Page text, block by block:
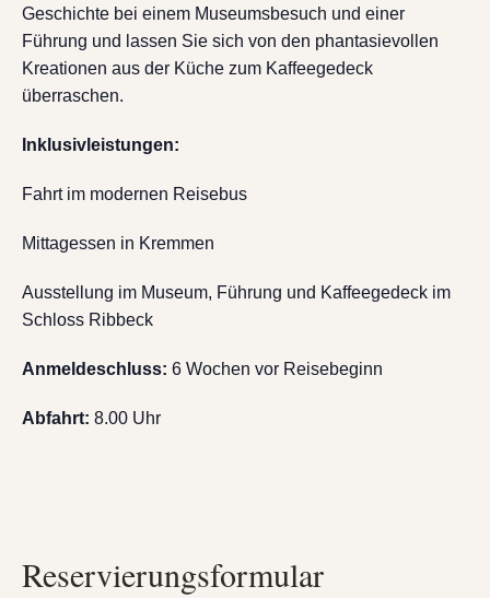
Geschichte bei einem Museumsbesuch und einer
Führung und lassen Sie sich von den phantasievollen
Kreationen aus der Küche zum Kaffeegedeck
überraschen.
Inklusivleistungen:
Fahrt im modernen Reisebus
Mittagessen in Kremmen
Ausstellung im Museum, Führung und Kaffeegedeck im
Schloss Ribbeck
Anmeldeschluss: 6 Wochen vor Reisebeginn
Abfahrt: 8.00 Uhr
Reservierungsformular